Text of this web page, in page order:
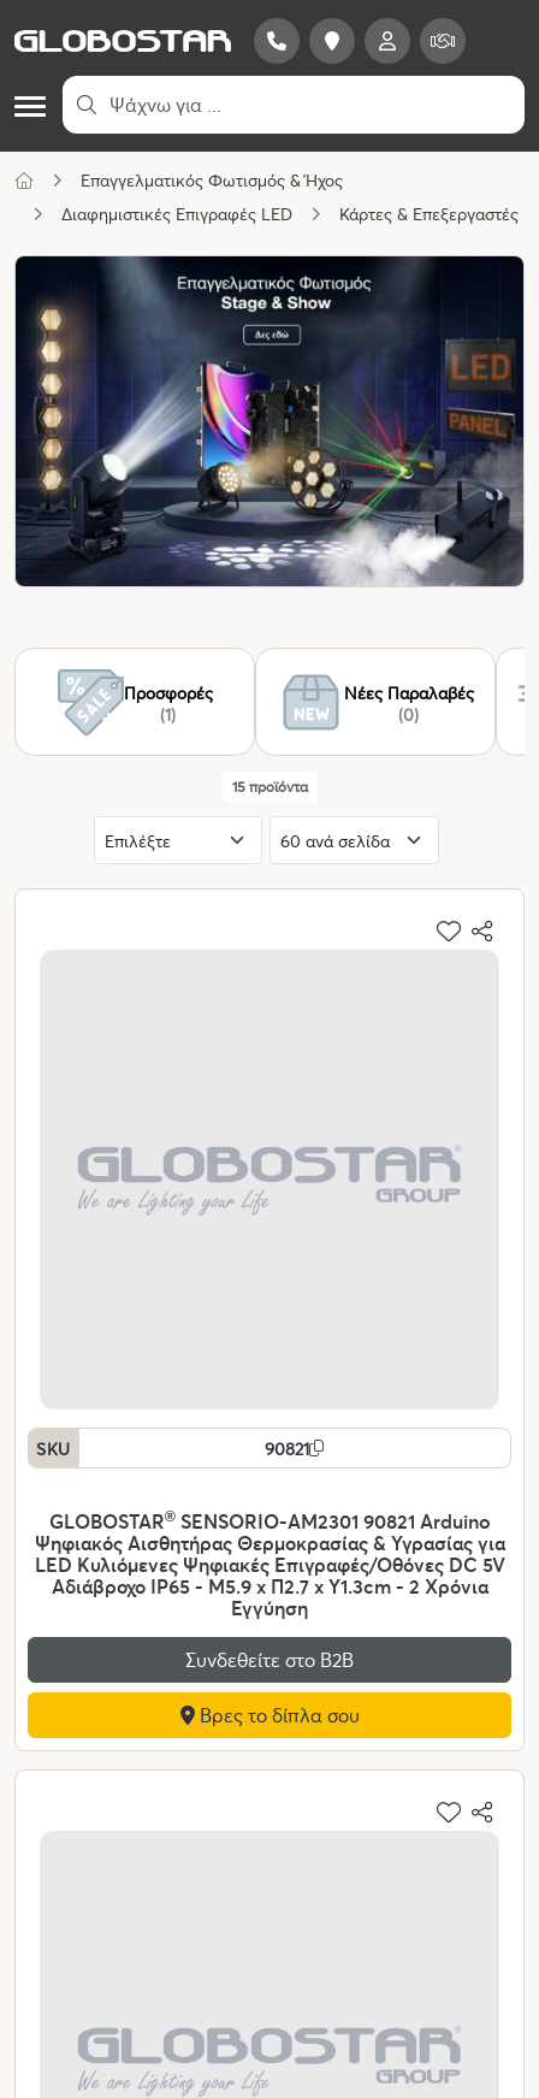
Επαγγελματικός Φωτισμός & Ήχος
Διαφημιστικές Επιγραφές LED
Κάρτες & Επεξεργαστές
Προσφορές
(1)
Νέες Παραλαβές
(0)
15 προϊόντα
SKU 90821
GLOBOSTAR®SENSORIO-AM2301 90821 Arduino
Ψηφιακός Αισθητήρας Θερμοκρασίας & Υγρασίας για
LED Κυλιόμενες Ψηφιακές Επιγραφές/Οθόνες DC 5V
Αδιάβροχο IP65 - Μ5.9 x Π2.7 x Υ1.3cm - 2 Χρόνια
Εγγύηση
Συνδεθείτε στο Β2Β
Βρες το δίπλα σου